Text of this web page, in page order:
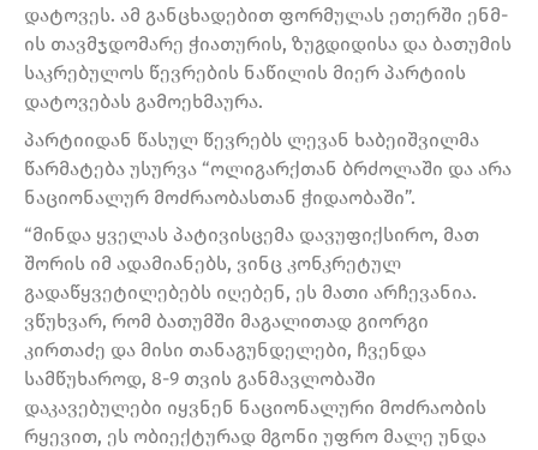
დატოვეს. ამ განცხადებით ფორმულას ეთერში ენმ-
ის თავმჯდომარე ჭიათურის, ზუგდიდისა და ბათუმის
საკრებულოს წევრების ნაწილის მიერ პარტიის
დატოვებას გამოეხმაურა.
პარტიიდან წასულ წევრებს ლევან ხაბეიშვილმა
წარმატება უსურვა “ოლიგარქთან ბრძოლაში და არა
ნაციონალურ მოძრაობასთან ჭიდაობაში”.
“მინდა ყველას პატივისცემა დავუფიქსირო, მათ
შორის იმ ადამიანებს, ვინც კონკრეტულ
გადაწყვეტილებებს იღებენ, ეს მათი არჩევანია.
ვწუხვარ, რომ ბათუმში მაგალითად გიორგი
კირთაძე და მისი თანაგუნდელები, ჩვენდა
სამწუხაროდ, 8-9 თვის განმავლობაში
დაკავებულები იყვნენ ნაციონალური მოძრაობის
რყევით, ეს ობიექტურად მგონი უფრო მალე უნდა